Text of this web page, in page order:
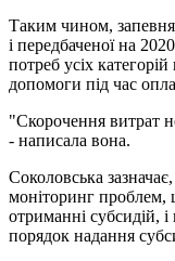
Таким чином,
і передбаченої на
потреб усіх
допомоги під час
"Скорочення витрат
- написала вона.
Соколовська
моніторинг
отриманні субсидій, і
порядок надання